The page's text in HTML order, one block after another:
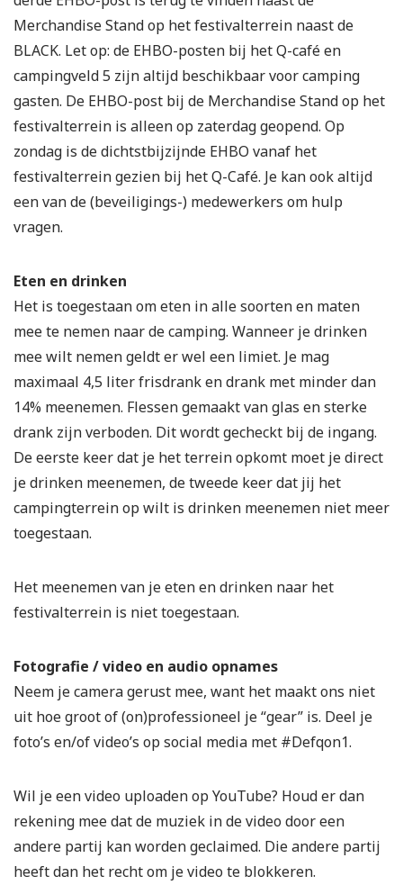
Merchandise Stand op het festivalterrein naast de
BLACK. Let op: de EHBO-posten bij het Q-café en
campingveld 5 zijn altijd beschikbaar voor camping
gasten. De EHBO-post bij de Merchandise Stand op het
festivalterrein is alleen op zaterdag geopend. Op
zondag is de dichtstbijzijnde EHBO vanaf het
festivalterrein gezien bij het Q-Café. Je kan ook altijd
een van de (beveiligings-) medewerkers om hulp
vragen.
Eten en drinken
Het is toegestaan om eten in alle soorten en maten
mee te nemen naar de camping. Wanneer je drinken
mee wilt nemen geldt er wel een limiet. Je mag
maximaal 4,5 liter frisdrank en drank met minder dan
14% meenemen. Flessen gemaakt van glas en sterke
drank zijn verboden. Dit wordt gecheckt bij de ingang.
De eerste keer dat je het terrein opkomt moet je direct
je drinken meenemen, de tweede keer dat jij het
campingterrein op wilt is drinken meenemen niet meer
toegestaan.
Het meenemen van je eten en drinken naar het
festivalterrein is niet toegestaan.
Fotografie / video en audio opnames
Neem je camera gerust mee, want het maakt ons niet
uit hoe groot of (on)professioneel je “gear” is. Deel je
foto’s en/of video’s op social media met #Defqon1.
Wil je een video uploaden op YouTube? Houd er dan
rekening mee dat de muziek in de video door een
andere partij kan worden geclaimed. Die andere partij
heeft dan het recht om je video te blokkeren.